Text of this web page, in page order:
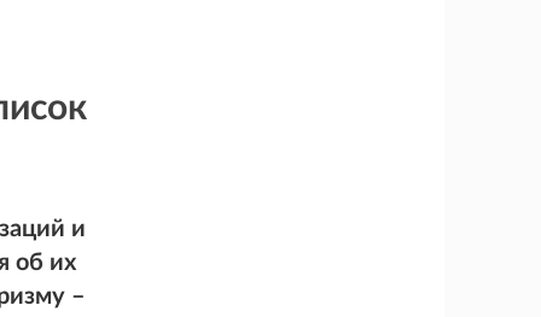
и
об их
–